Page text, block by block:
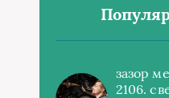
зазор
2106.